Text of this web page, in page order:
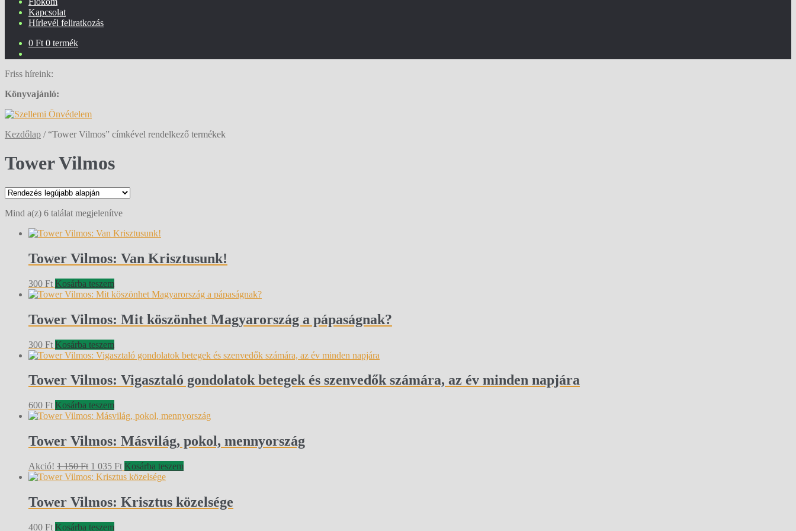
Kapcsolat
Hírlevél feliratkozás
0 Ft 0 termék
Friss híreink:
Könyvajánló:
Kezdőlap / “Tower Vilmos” címkével rendelkező termékek
Tower Vilmos
Mind a(z) 6 találat megjelenítveSorted
latest
Tower Vilmos: Van Krisztusunk!
300 Ft Kosárba teszem
Tower Vilmos: Mit köszönhet Magyarország a pápaságnak?
300 Ft Kosárba teszem
Tower Vilmos: Vigasztaló gondolatok betegek és szenvedők számára, az év minden napjára
600 Ft Kosárba teszem
Tower Vilmos: Másvilág, pokol, mennyország
Akció! 1 150Ft Original
price
150 Ft.
1 035 FtCurrent
price
1
035 Ft.
Kosárba teszem
Tower Vilmos: Krisztus közelsége
400 Ft Kosárba teszem